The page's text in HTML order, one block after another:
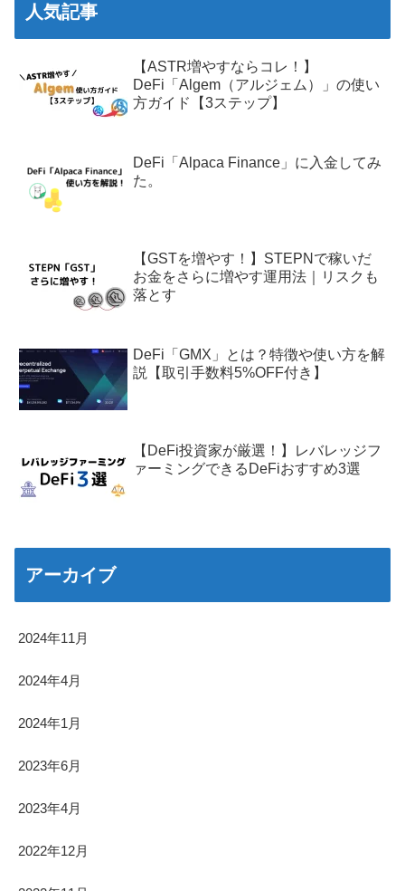
人気記事
【ASTR増やすならコレ！】
DeFi「Algem（アルジェム）」の使い
方ガイド【3ステップ】
DeFi「Alpaca Finance」に入金してみ
た。
【GSTを増やす！】STEPNで稼いだ
お金をさらに増やす運用法｜リスクも
落とす
DeFi「GMX」とは？特徴や使い方を解
説【取引手数料5%OFF付き】
【DeFi投資家が厳選！】レバレッジフ
ァーミングできるDeFiおすすめ3選
アーカイブ
2024年11月
2024年4月
2024年1月
2023年6月
2023年4月
2022年12月